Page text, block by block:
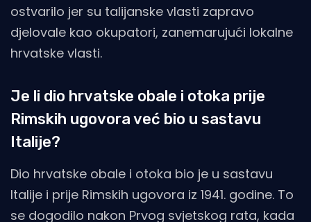
ostvarilo jer su talijanske vlasti zapravo
djelovale kao okupatori, zanemarujući lokalne
hrvatske vlasti.
Je li dio hrvatske obale i otoka prije
Rimskih ugovora već bio u sastavu
Italije?
Dio hrvatske obale i otoka bio je u sastavu
Italije i prije Rimskih ugovora iz 1941. godine. To
se dogodilo nakon Prvog svjetskog rata, kada